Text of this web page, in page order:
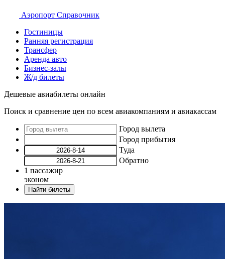
Аэропорт Справочник
Гостиницы
Ранняя регистрация
Трансфер
Аренда авто
Бизнес-залы
Ж/д билеты
Дешевые авиабилеты онлайн
Поиск и сравнение цен по всем авиакомпаниям и авиакассам
Город вылета
Город прибытия
Туда
Обратно
1 пассажир
эконом
Найти билеты